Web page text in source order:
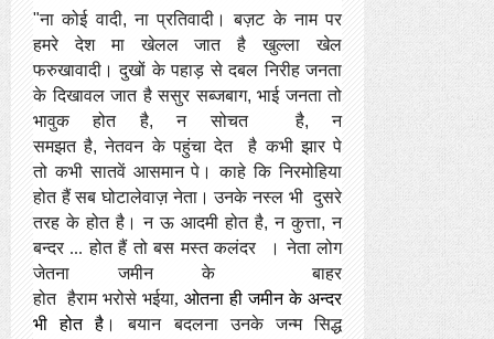
"ना कोई वादी,ना प्रतिवादी ।
बज़ट के नाम पर
हमरे देश मा खेलल जात है खुल्ला खेल
फरुखावादी । दुखों के पहाड़ से दबल निरीह जनता
के दिखावल जात है ससुर सब्जबाग, भाई जनता तो
भावुक होत
है,न सोचत है, न
समझत है,नेतवन के पहुंचा देत
है कभी झार पे
तो कभी सातवें आसमान पे ।
काहे कि निरमोहिया
होत हैं सब घोटालेवाज़ नेता। उनके नस्ल भी दुसरे
तरह के होत है । न ऊ आदमी होत है,न कुत्ता,न
बन्दर ... होत हैं तो बस मस्त कलंदर । नेता लोग
जेतना
जमीन के
बाहर
होत हैराम भरोसे भईया, ओतना ही जमीन के अन्दर
भी
होत है । बयान बदलना उनके
जन्म सिद्ध